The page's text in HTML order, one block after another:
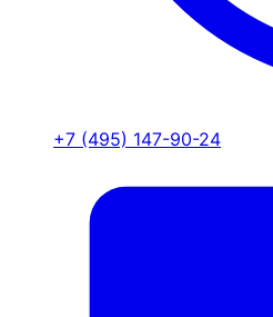
+7 (495) 147-90-24